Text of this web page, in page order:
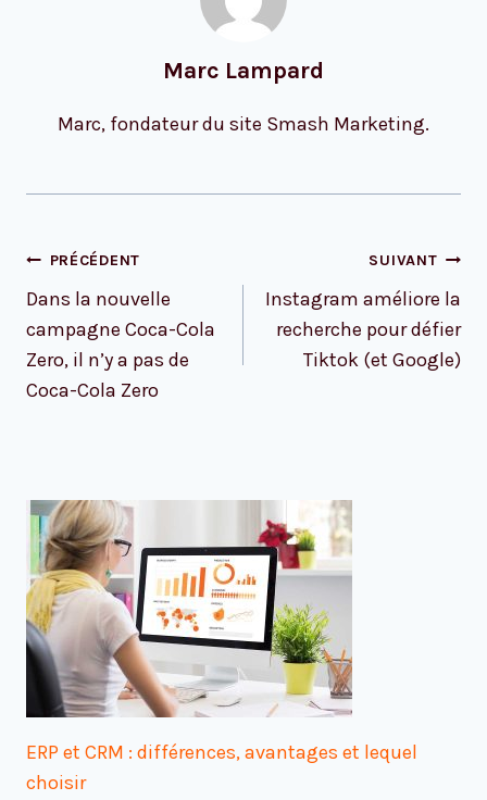
Marc Lampard
Marc, fondateur du site Smash Marketing.
Navigation
l’article
PRÉCÉDENT
Dans la nouvelle
campagne Coca-Cola
Zero, il n’y a pas de
Coca-Cola Zero
SUIVANT
Instagram améliore la
recherche pour défier
Tiktok (et Google)
ERP et CRM : différences, avantages et lequel
choisir